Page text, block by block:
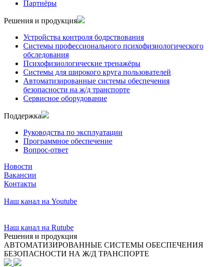
Партнёры
Решения и продукция
Устройства контроля бодрствования
Системы профессионального психофизиологического
обследования
Психофизиологические тренажёры
Системы для широкого круга пользователей
Автоматизированные системы обеспечения
безопасности на ж/д транспорте
Сервисное оборудование
Поддержка
Руководства по эксплуатации
Программное обеспечение
Вопрос-ответ
Новости
Вакансии
Контакты
Наш канал на Youtube
Наш канал на Rutube
Решения и продукция
АВТОМАТИЗИРОВАННЫЕ СИСТЕМЫ ОБЕСПЕЧЕНИЯ
БЕЗОПАСНОСТИ НА Ж/Д ТРАНСПОРТЕ